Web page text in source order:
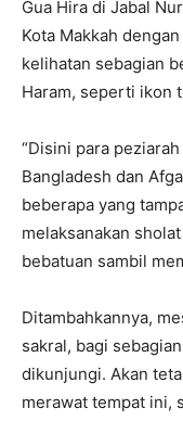
Gua Hira di Jabal
Kota Makkah
kelihatan sebagian
Haram, seperti ikon
“Disini para
Bangladesh dan
beberapa yang
melaksanakan
bebatuan sambil
Ditambahkannya,
sakral, bagi
dikunjungi. Akan
merawat tempat ini,